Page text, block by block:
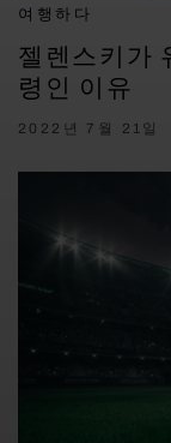
여행하다
젤렌스키가
령인 이유
2022년 7월 21일